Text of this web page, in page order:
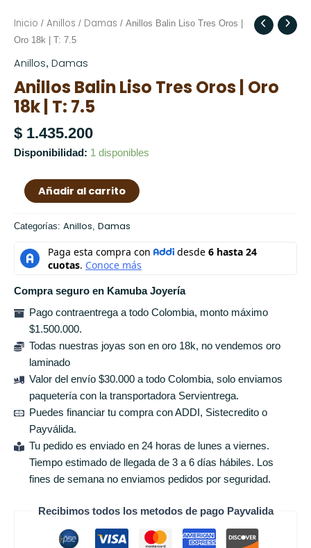
Inicio / Anillos / Damas / Anillos Balin Liso Tres Oros |
Oro 18k | T: 7.5
Anillos, Damas
Anillos Balin Liso Tres Oros | Oro
18k | T: 7.5
$ 1.435.200
Disponibilidad: 1 disponibles
Anillos
Balin
Liso
Oros
|
18k
|
7.5
cantidad
Añadir al carrito
Categorías: Anillos, Damas
Compra seguro en Kamuba Joyería
Pago contraentrega a todo Colombia, monto máximo
$1.500.000.
Todas nuestras joyas son en oro 18k, no vendemos oro
laminado
Valor del envío $30.000 a todo Colombia, solo enviamos
paquetería con la transportadora Servientrega.
Puedes financiar tu compra con ADDI, Sistecredito o
Payválida.
Tu pedido es enviado en 24 horas de lunes a viernes.
Tiempo estimado de llegada de 3 a 6 días hábiles. Los
fines de semana no enviamos pedidos por seguridad.
Recibimos todos los metodos de pago Payvalida